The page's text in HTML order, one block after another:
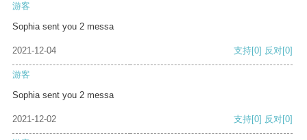
游客
Sophia sent you 2 messa
2021-12-04 支持[0] 反对[0]
游客
Sophia sent you 2 messa
2021-12-02 支持[0] 反对[0]